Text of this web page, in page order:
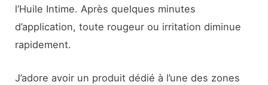
l’Huile Intime. Après quelques minutes
d’application, toute rougeur ou irritation diminue
rapidement.
J’adore avoir un produit dédié à l’une des zones